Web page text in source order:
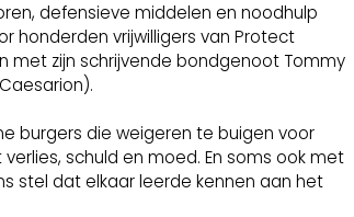
defensieve middelen en noodhulp
honderden vrijwilligers van Protect
met zijn schrijvende bondgenoot Tommy
burgers die weigeren te buigen voor
schuld en moed. En soms ook met
stel dat elkaar leerde kennen aan het